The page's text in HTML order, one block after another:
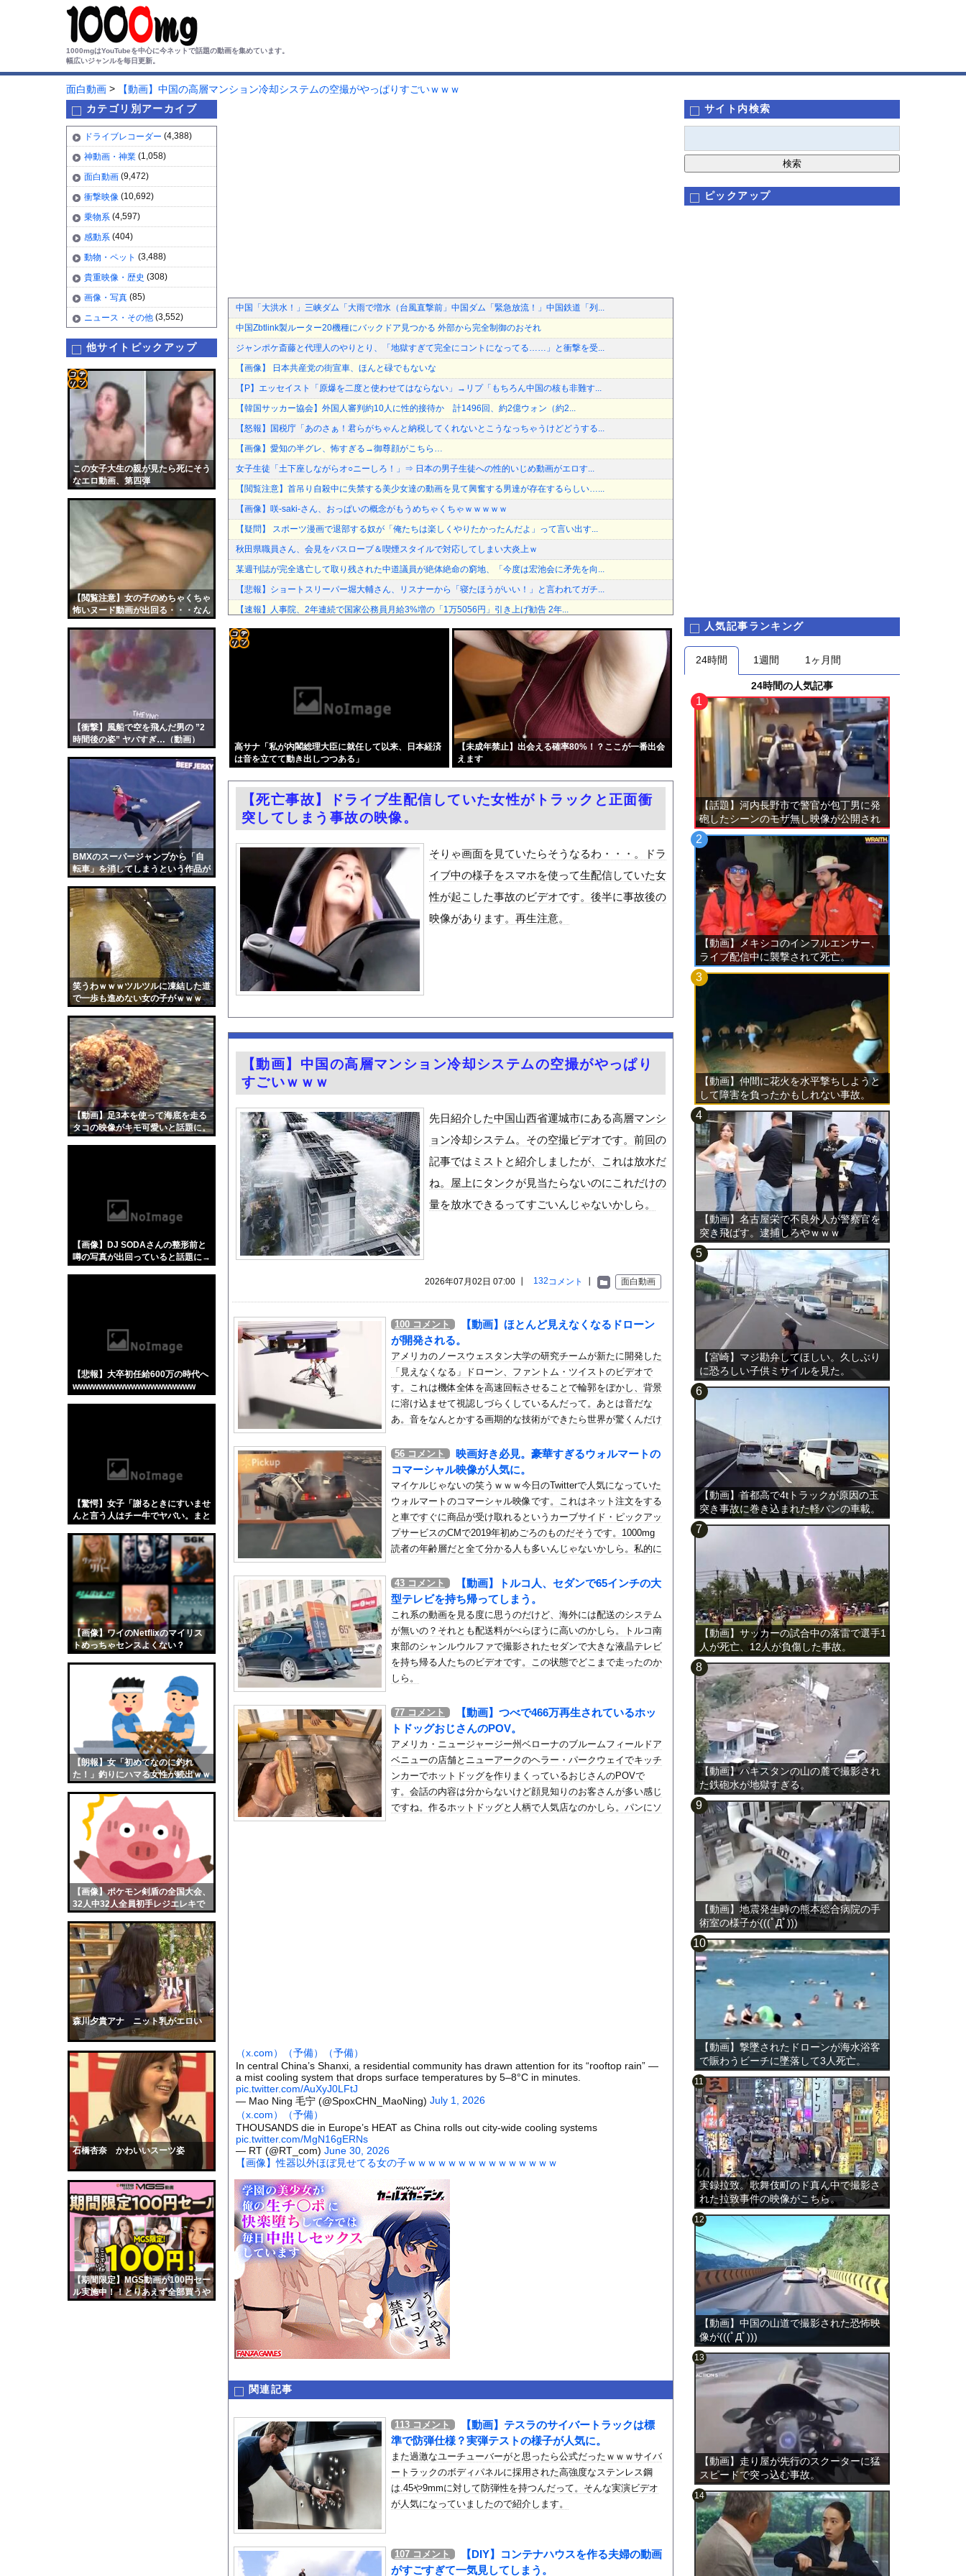
1000mgはYouTubeを中心に今ネットで話題の動画を集めています。
幅広いジャンルを毎日更新。
面白動画 >
【動画】中国の高層マンション冷却システムの空撮がやっぱりすごいｗｗｗ
カテゴリ別アーカイブ
ドライブレコーダー (4,388)
神動画・神業 (1,058)
面白動画 (9,472)
衝撃映像 (10,692)
乗物系 (4,597)
感動系 (404)
動物・ペット (3,488)
貴重映像・歴史 (308)
画像・写真 (85)
ニュース・その他 (3,552)
他サイトピックアップ
この女子大生の親が見たら死にそう
なエロ動画、第四弾
【閲覧注意】女の子のめちゃくちゃ
怖いヌード動画が出回る・・・なん
【衝撃】風船で空を飛んだ男の ”2
時間後の姿” ヤバすぎ…（動画）
BMXのスーパージャンプから「自
転車」を消してしまうという作品が
笑うわｗｗｗツルツルに凍結した道
で一歩も進めない女の子がｗｗｗ
【動画】足3本を使って海底を走る
タコの映像がキモ可愛いと話題に。
【画像】DJ SODAさんの整形前と
噂の写真が出回っていると話題に→
【悲報】大卒初任給600万の時代へ
wwwwwwwwwwwwwwwwwww
【驚愕】女子「謝るときにすいませ
んと言う人はチー牛でヤバい。まと
これ合ってると思う？？？？？？？
【画像】ワイのNetflixのマイリス
トめっちゃセンスよくない？
【朗報】女「初めてなのに釣れ
た！」釣りにハマる女性が続出ｗｗ
【画像】ポケモン剣盾の全国大会、
32人中32人全員初手レジエレキで
森川夕貴アナ ニット乳がエロい
石橋杏奈 かわいいスーツ姿
【期間限定】MGS動画が100円セー
ル実施中！！とりあえず全部買うや
コテ
リン
- 固
定リ
ンク
自動
中国「大洪水！」三峡ダム「大雨で増水（台風直撃前」中国ダム「緊急放流！」中国鉄道「列...
中国Zbtlink製ルーター20機種にバックドア見つかる 外部から完全制御のおそれ
ジャンポケ斎藤と代理人のやりとり、「地獄すぎて完全にコントになってる……」と衝撃を受...
【画像】 日本共産党の街宣車、ほんと碌でもないな
【P】エッセイスト「原爆を二度と使わせてはならない」→リプ「もちろん中国の核も非難す...
【韓国サッカー協会】外国人審判約10人に性的接待か 計1496回、約2億ウォン（約2...
【怒報】国税庁「あのさぁ！君らがちゃんと納税してくれないとこうなっちゃうけどどうする...
【画像】愛知の半グレ、怖すぎる→御尊顔がこちら…
女子生徒「土下座しながらオ○ニーしろ！」⇒ 日本の男子生徒への性的いじめ動画がエロす...
【閲覧注意】首吊り自殺中に失禁する美少女達の動画を見て興奮する男達が存在するらしい…...
【画像】咲-saki-さん、おっぱいの概念がもうめちゃくちゃｗｗｗｗｗ
【疑問】 スポーツ漫画で退部する奴が「俺たちは楽しくやりたかったんだよ」って言い出す...
秋田県職員さん、会見をバスローブ＆喫煙スタイルで対応してしまい大炎上ｗ
某週刊誌が完全逃亡して取り残された中道議員が絶体絶命の窮地、「今度は宏池会に矛先を向...
【悲報】ショートスリーパー堀大輔さん、リスナーから「寝たほうがいい！」と言われてガチ...
【速報】人事院、2年連続で国家公務員月給3%増の「1万5056円」引き上げ勧告 2年...
【悲報】女芸人の吉住さん(36)、メイクしたら普通に美人の部類だったと判明
【謎】『ダーク路線のドラクエ12』を発売中止にしないといけなかった理由ってガチでなに...
国税局職員（25）、税務調査で知り合った納税者の自宅に出入りしお小遣い1億5000万...
【画像】「美人すぎる県警本部長」、失職・・・・・
「盗人たけだけしい」中国国防省が防衛白書に反発…日本の新型軍国主義と批判！
エロ漫画『子種が通貨として流通する種付け特区に モブ男子の俺が引っ越した結果』をra...
【芸能】元EXILE・黒木啓司、妻・宮崎麗果被告へのDV事案で逮捕されていた 宮崎は...
過給なしで420ps。しかもL型エンジン…このS31Zいくらかかってるんだ…
【動画】広島記念公園を追い出された左翼さん、流石にキモすぎて炎上
嫁がいる前で半ケツ見せて不倫を誘う保育士の永野紬さん
【動画】若手女優「兄とセ○クスシーンするんですか？分かりました…」
渡邊渚さん「私がPTSDと診断された当時、世間はまだPTSDという言葉は浸透されてい...
職場の人妻と不倫をして、ついに、、、
中国「台風接近！」台風13号「三峡直撃予測」中国「上流大洪水！（三峡上流」中国都市「...
韓国国会、サッカー前代表監督を追及「なぜ負けたのか」
日本旅行キャンセルすべきか…1万年ぶり史上最大級の火山の兆し＝韓国の反応
うちのネコが目の前にいた。私が上に物を投げるフリをする → 猫はこうなります…
【画像】令和最新版の剛力彩芽、ワイらにブッ刺さりまくりと話題にw w w w w w...
「デリケートゾーンもくっきりぴちぴちパンツ姿をスーパーで見るのは不快」発言に反論が殺...
【悲報】埼玉県、何も観光地がない・・・
賃上げしない企業 過去最多ペースで倒産へ
FANZAで夏の動画50％OFFキャンペーン第4弾が始まったぞー！
ランクルが高級車じゃないっていうやつなんなの
【画像】カップラーメン食べるんだけどどれがいいかな！？w
【朗報】ヒカキンなんと実質200万円以上の支援物資を寄付してしまう・・・
【悲報】「果糖」が「がん転移」を促すと判明
『Re：ゼロから始める異世界生活』60話感想 氷上のバトル！レグルスの権能とは！
【画像】キス釣りするんや
【Xの車窓から】オービスかと思ったら野生の炊飯器で草 ほか
【ポロリ悲話】ネットで拡散してるおっぱいポロリ動画、何故か叩かれる・・・
【衝撃】「かわいい虫」ランキング、ついに発表される
【投稿動画】 トー横女子さん、わずか3,000円をもらうために大人のチ●ポをしゃぶっ...
【動画】逃げる判断はやっ！埼玉でスマホ運転のプリウスに当て逃げされる車載。
【にじさんじ】 笹木「本日から1週間ほど里に帰省してくるやよ～。久々に京都満喫してく...
【J1第1節 横浜FM×鹿島】 鹿島が劇的すぎる逆転勝利で国立での開幕戦制す！後半A...
積水ハウス「地面師に55億円騙し取られた…」 ワイ「はえーかわいそう…会社滅茶苦茶や...
高校の頃、担任と隣のクラスの担任が結婚。「お祝いに行こう！」と結婚式場に突撃した結果...
久保優太(38)、10代の女性と再婚
レッドブルリザーブの角田裕毅、ケイナさんと一緒に酒蔵巡りをしている模様他
【悲報】大物ミュージシャンSUGIZOさん、『爆弾発言』キタァアアアアアーーーーーー...
連れて行かれた
【コンゴ】エボラ出血熱、感染3600人…過去最大の流行に
【画像】JKさん、とんでもない格好でファミレスに入店してしまう
刈川くるみアナ ノースリーブの巨乳！！
【悲報】阪神ドリスの大爆笑wwwwww
女性「レイプされました」検事「嘘では？」女性「傷ついたので訴えます」
【画像】おまえらくんの机がこの女の子の椅子にされてたらｗｗｗ
【画像】この女優さん、可愛すぎる
【朗報】齋藤飛鳥、前屈みで完全に見えてる動画が拡散されてしまう…
海外「日本よ、お前がナンバーワンだ」 熊本地震直後の日本の対応のスピードに世界が衝撃
勇気を出して白人美女にチン凸したアジア人短小男
、爆笑されてしまうｗｗｗ
10年もの間浮気してた嫁。まさかと思い長男のDNA鑑定をするがいいな？と問うと、元嫁...
ウクライナ侵攻以降、ロシア軍兵士のHIV感染が2000％急増…ウクライナメディア！
【配信者】「金バエ」のSNS更新が1週間途絶え、様々な憶測が飛び交う。1週間ぶりの投...
【画像】女の子「危機管理フォーーーーム！！！」
【速報】睡眠時無呼吸症候群の男「マジでいつ居眠りするかわからん…けど車運転しなきゃ…...
【画像】NHK女子アナさん、あずにゃんのあずにゃんが張ってしまう
彼女はお腹が空いていた。今日はおひとり様で！ → 一蘭みたいなカウンターはこちらです...
全く泳げない人がウォータースライダーをやるとこうなる
【黒歴史】こういう昔の大学ヤリサーの流出エロ動画（顔出し）が一番抜ける
韓国人「安貞桓が韓国代表に激怒！『惨憺たる結果、徹底的な刷新が必要だ』と監督や協会を...
ケンタッキーとか言う唐揚げ屋ｗｗｗｗｗ
【画像】このAVが性癖ブッ刺さりで精子ドクドク作られるわｗｗｗｗ
【悲報】味噌ラーメンで行列、出来ない
【中国】男の子が爆竹に点火 マンホールが爆発しふた吹き飛ぶ
【画像】伊藤舞雪とかいうＡＶ女優ｗｗｗｗｗｗｗｗｗｗw
【緊急】肛門にスティックのり入れたけど出てこないの！！
お知らせ
【動画】逃げる判断はやっ！埼玉でスマホ運転のプリウスに当て逃げされる車載。
Powered by livedoor 相互RSS
示されません。
高サナ「私が内閣総理大臣に就任して以来、日本経済
は音を立てて動き出しつつある」
【未成年禁止】出会える確率80%！？ここが一番出会
えます
自動
更新
【死亡事故】ドライブ生配信していた女性がトラックと正面衝
突してしまう事故の映像。
そりゃ画面を見ていたらそうなるわ・・・。ドラ
イブ中の様子をスマホを使って生配信していた女
性が起こした事故のビデオです。後半に事故後の
映像があります。再生注意。
【動画】中国の高層マンション冷却システムの空撮がやっぱり
すごいｗｗｗ
先日紹介した中国山西省運城市にある高層マンシ
ョン冷却システム。その空撮ビデオです。前回の
記事ではミストと紹介しましたが、これは放水だ
ね。屋上にタンクが見当たらないのにこれだけの
量を放水できるってすごいんじゃないかしら。
面白動画
132コメント
2026年07月02日 07:00 ┃
100 コメント
【動画】ほとんど見えなくなるドローン
が開発される。
アメリカのノースウェスタン大学の研究チームが新たに開発した
「見えなくなる」ドローン、ファントム・ツイストのビデオで
す。これは機体全体を高速回転させることで輪郭をぼかし、背景
に溶け込ませて視認しづらくしているんだって。あとは音だな
あ。音をなんとかする画期的な技術ができたら世界が驚くんだけ
56 コメント
映画好き必見。豪華すぎるウォルマートの
コマーシャル映像が人気に。
マイケルじゃないの笑うｗｗｗ今日のTwitterで人気になっていた
ウォルマートのコマーシャル映像です。これはネット注文をする
と車ですぐに商品が受け取れるというカーブサイド・ピックアッ
プサービスのCMで2019年初めごろのものだそうです。1000mg
読者の年齢層だと全て分かる人も多いんじゃないかしら。私的に
に入り。
43 コメント
【動画】トルコ人、セダンで65インチの大
型テレビを持ち帰ってしまう。
これ系の動画を見る度に思うのだけど、海外には配送のシステム
が無いの？それとも配送料がべらぼうに高いのかしら。トルコ南
東部のシャンルウルファで撮影されたセダンで大きな液晶テレビ
を持ち帰る人たちのビデオです。この状態でどこまで走ったのか
しら。
77 コメント
【動画】つべで466万再生されているホッ
トドッグおじさんのPOV。
アメリカ・ニュージャージー州ベローナのブルームフィールドア
ベニューの店舗とニューアークのヘラー・パークウェイでキッチ
ンカーでホットドッグを作りまくっているおじさんのPOVで
す。会話の内容は分からないけど顔見知りのお客さんが多い感じ
ですね。作るホットドッグと人柄で人気店なのかしら。パンにソ
（x.com） （予備）
（予備）
In central China’s Shanxi, a residential community has drawn attention for its “rooftop rain” —
a mist cooling system that drops surface temperatures by 5–8°C in minutes.
pic.twitter.com/AuXyJ0LFtJ
— Mao Ning 毛宁 (@SpoxCHN_MaoNing) July 1, 2026
（x.com）
（予備）
THOUSANDS die in Europe’s HEAT as China rolls out city-wide cooling systems
pic.twitter.com/MgN16gERNs
— RT (@RT_com) June 30, 2026
【画像】性器以外ほぼ見せてる女の子ｗｗｗｗｗｗｗｗｗｗｗｗｗｗｗ
関連記事
113 コメント
【動画】テスラのサイバートラックは標
準で防弾仕様？実弾テストの様子が人気に。
また過激なユーチューバーがと思ったら公式だったｗｗｗサイバ
ートラックのボディパネルに採用された高強度なステンレス鋼
は.45や9mmに対して防弾性を持つんだって。そんな実演ビデオ
が人気になっていましたので紹介します。
107 コメント
【DIY】コンテナハウスを作る夫婦の動画
がすごすぎて一気見してしまう。
サイト内検索
ピックアップ
人気記事ランキング
24時間 1週間 1ヶ月間
24時間の人気記事
【話題】河内長野市で警官が包丁男に発
砲したシーンのモザ無し映像が公開され
る。
【動画】メキシコのインフルエンサー、
ライブ配信中に襲撃されて死亡。
【動画】仲間に花火を水平撃ちしようと
して障害を負ったかもしれない事故。
【動画】名古屋栄で不良外人が警察官を
突き飛ばす。逮捕しろやｗｗｗ
【宮崎】マジ勘弁してほしい。久しぶり
に恐ろしい子供ミサイルを見た。
【動画】首都高で4tトラックが原因の玉
突き事故に巻き込まれた軽バンの車載。
【動画】サッカーの試合中の落雷で選手1
人が死亡、12人が負傷した事故。
【動画】パキスタンの山の麓で撮影され
た鉄砲水が地獄すぎる。
【動画】地震発生時の熊本総合病院の手
術室の様子が(((ﾟДﾟ)))
【動画】撃墜されたドローンが海水浴客
で賑わうビーチに墜落して3人死亡。
実録拉致。歌舞伎町のド真ん中で撮影さ
れた拉致事件の映像がこちら。
【動画】中国の山道で撮影された恐怖映
像が(((ﾟДﾟ)))
【動画】走り屋が先行のスクーターに猛
スピードで突っ込む事故。